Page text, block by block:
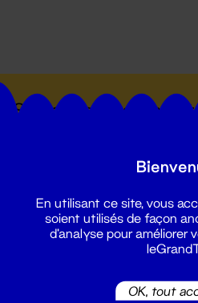
Suivez toutes les
En utilisant ce site, vous
soient utilisés de façon
d'analyse pour améliorer
OK, tout